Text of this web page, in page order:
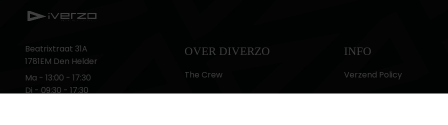
Beatrixtraat 31A
1781EM Den Helder
Ma ‌- 13:00 - 17:30
Di ‌- 09:30 - 17:30
OVER DIVERZO
The Crew
Café
INFO
Verzend Policy
Retour Policy